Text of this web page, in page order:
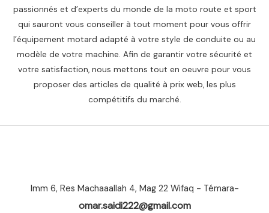
passionnés et d’experts du monde de la moto route et sport
qui sauront vous conseiller à tout moment pour vous offrir
l’équipement motard adapté à votre style de conduite ou au
modèle de votre machine. Afin de garantir votre sécurité et
votre satisfaction, nous mettons tout en oeuvre pour vous
proposer des articles de qualité à prix web, les plus
compétitifs du marché.
Imm 6, Res Machaaallah 4, Mag 22 Wifaq - Témara-
omar.saidi222@gmail.com